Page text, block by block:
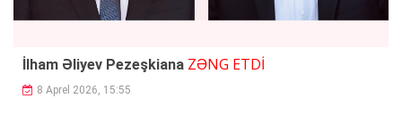
İlham Əliyev Pezeşkiana ZƏNG ETDİ
8 Aprel 2026, 15:55